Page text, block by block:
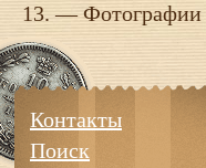
13. —
Контакты
Поиск